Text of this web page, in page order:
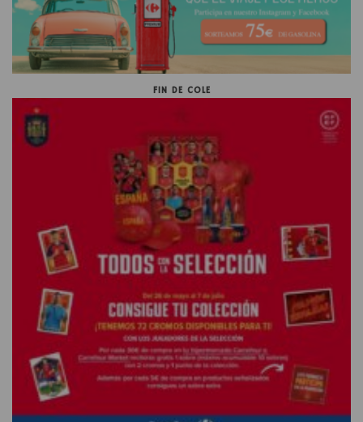
FIN DE COLE